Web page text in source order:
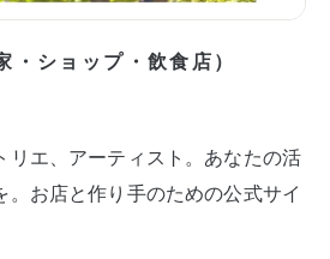
ショップ・飲食店）
リエ、アーティスト。あなたの活
お店と作り手のための公式サイ